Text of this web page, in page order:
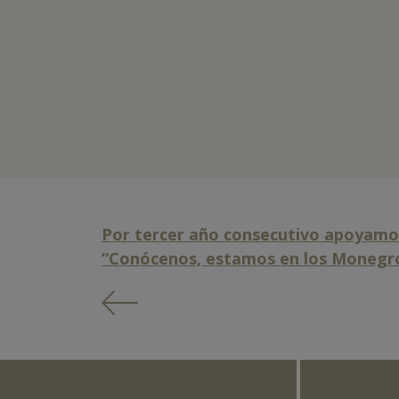
Por tercer año consecutivo
“Conócenos, estamos en los